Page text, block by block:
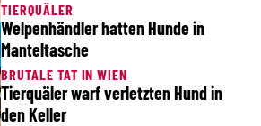
TIERQUÄLER
Welpenhändler hatten Hunde in
Manteltasche
BRUTALE TAT IN WIEN
Tierquäler warf verletzten Hund in
den Keller